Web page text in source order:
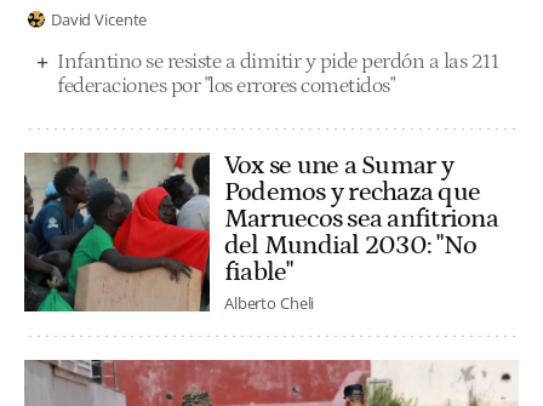
David Vicente
Infantino se resiste a dimitir y pide perdón a las 211
federaciones por "los errores cometidos"
Vox se une a Sumar y
Podemos y rechaza que
Marruecos sea anfitriona
del Mundial 2030: "No
fiable"
Alberto Cheli